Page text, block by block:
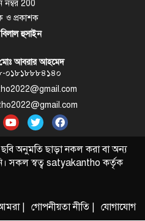
নম্বর 200
ও প্রকাশক
বিলাল হুসাইন
মোঃ আবরার আহমেদ
০১৮১৮৮৮৪১৪০
অনুমতি ছাড়া নকল করা বা অন্য
সকল স্বত্ব satyakantho কর্তৃক
| গোপনীয়তা নীতি | যোগাযোগ